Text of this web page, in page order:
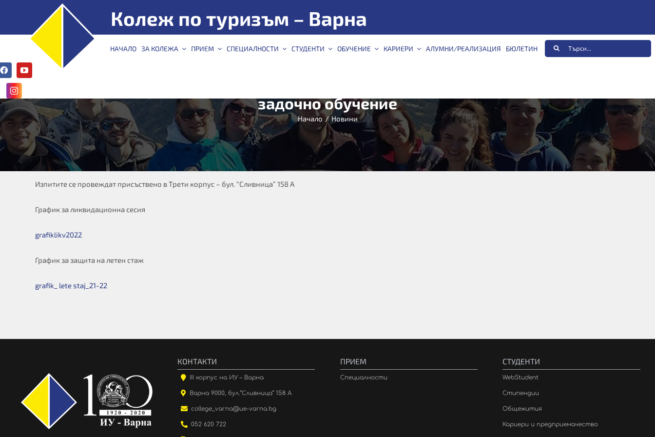
Колеж по туризъм – Варна
НАЧАЛО ЗА КОЛЕЖА ПРИЕМ СПЕЦИАЛНОСТИ СТУДЕНТИ ОБУЧЕНИЕ КАРИЕРИ АЛУМНИ/РЕАЛИЗАЦИЯ БЮЛЕТИН
Търсене
задочно обучение
Начало / Новини
Изпитите се провеждат присъствено в Трети корпус – бул. “Сливница” 158 А
График за ликвидационна сесия
grafiklikv2022
График за защита на летен стаж
grafik_ lete staj_21-22
КОНТАКТИ
III корпус на ИУ – Варна
Варна 9000, бул.”Сливница” 158 А
college_varna@ue-varna.bg
052 620 722
ПРИЕМ
Специалности
СТУДЕНТИ
WebStudent
Стипендии
Общежития
Кариери и предприемачество